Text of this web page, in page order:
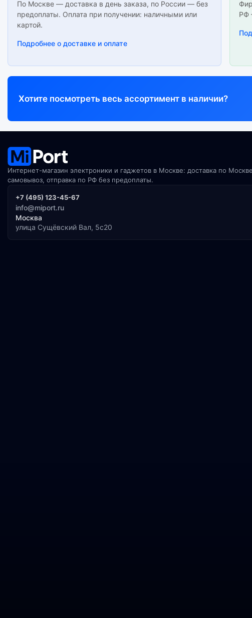
По Москве — доставка в день заказа, по России — без
предоплаты. Оплата при получении: наличными или
картой.
Подробнее о доставке и оплате
РФ
Хотите посмотреть весь ассортимент в наличии?
Интернет-магазин электроники и гаджетов в Москве: доставка по
самовывоз, отправка по РФ без предоплаты.
+7 (495) 123-45-67
info@miport.ru
Москва
улица Сущёвский Вал, 5с20